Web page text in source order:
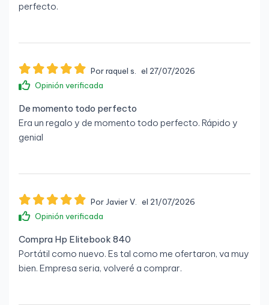
perfecto.
Por raquel s.
el 27/07/2026
Opinión verificada
De momento todo perfecto
Era un regalo y de momento todo perfecto. Rápido y
genial
Por Javier V.
el 21/07/2026
Opinión verificada
Compra Hp Elitebook 840
Portátil como nuevo. Es tal como me ofertaron, va muy
bien. Empresa seria, volveré a comprar.